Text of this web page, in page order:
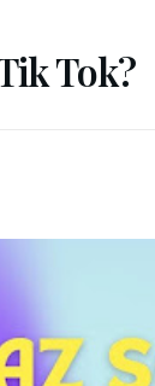
Tok?